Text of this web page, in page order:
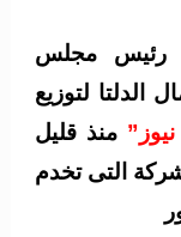
رئيس مجلس
الدلتا لتوزيع
منذ قليل
التى تخدم